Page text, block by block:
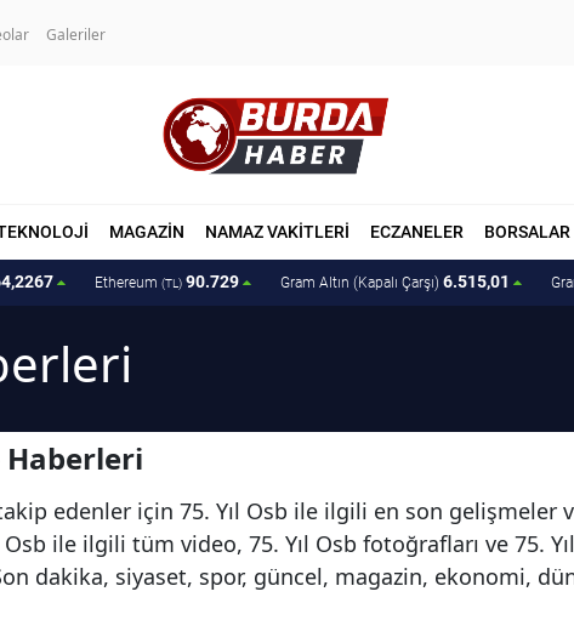
Galeriler
MAGAZİN NAMAZ VAKİTLERİ ECZANELER BORSALAR
Ethereum (TL) 90.729 Gram Altın (Kapalı Çarşı) 6.515,01
Haberleri
edenler için 75. Yıl Osb ile ilgili en son gelişmeler
ile ilgili tüm video, 75. Yıl Osb fotoğrafları ve 75.
dakika, siyaset, spor, güncel, magazin, ekonomi,